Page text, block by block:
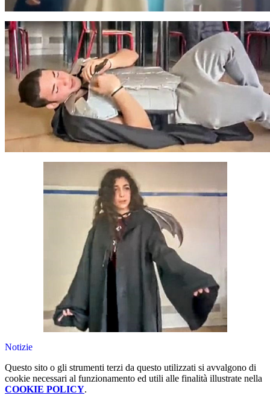
Notizie
Questo sito o gli strumenti terzi da questo utilizzati si avvalgono di
cookie necessari al funzionamento ed utili alle finalità illustrate nella
COOKIE POLICY.